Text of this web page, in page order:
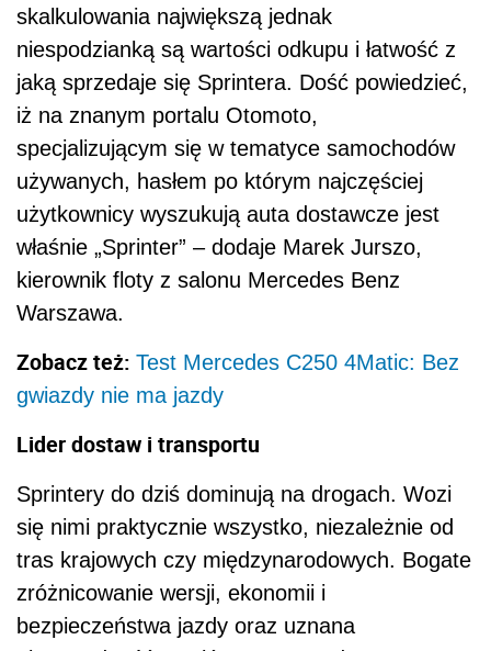
skalkulowania największą jednak
niespodzianką są wartości odkupu i łatwość z
jaką sprzedaje się Sprintera. Dość powiedzieć,
iż na znanym portalu Otomoto,
specjalizującym się w tematyce samochodów
używanych, hasłem po którym najczęściej
użytkownicy wyszukują auta dostawcze jest
właśnie „Sprinter” – dodaje Marek Jurszo,
kierownik floty z salonu Mercedes Benz
Warszawa.
Zobacz też: Test Mercedes C250 4Matic: Bez
gwiazdy nie ma jazdy
Lider dostaw i transportu
Sprintery do dziś dominują na drogach. Wozi
się nimi praktycznie wszystko, niezależnie od
tras krajowych czy międzynarodowych. Bogate
zróżnicowanie wersji, ekonomii i
bezpieczeństwa jazdy oraz uznana